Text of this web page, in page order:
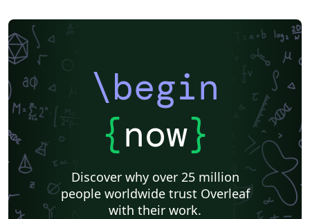
\begin
{now}
Discover why over 25 million
people worldwide trust Overleaf
with their work.